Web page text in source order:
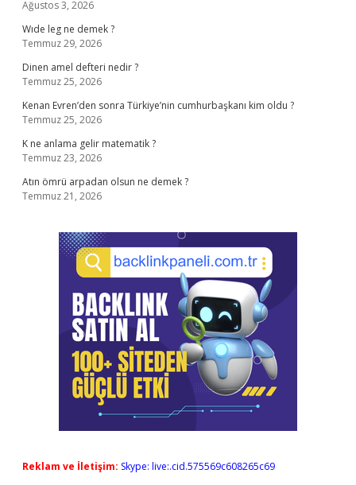
Ağustos 3, 2026
Wıde leg ne demek ?
Temmuz 29, 2026
Dinen amel defteri nedir ?
Temmuz 25, 2026
Kenan Evren’den sonra Türkiye’nin cumhurbaşkanı kim oldu ?
Temmuz 25, 2026
K ne anlama gelir matematik ?
Temmuz 23, 2026
Atın ömrü arpadan olsun ne demek ?
Temmuz 21, 2026
Reklam ve İletişim: Skype: live:.cid.575569c608265c69